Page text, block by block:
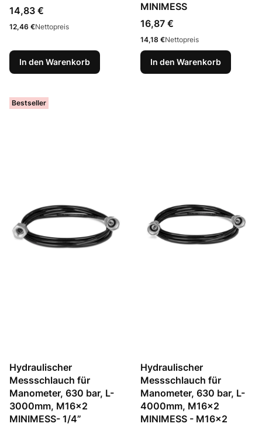
Preis
14,83 €
Preis
12,46 €Nettopreis
In den Warenkorb
MINIMESS
Preis
16,87 €
Preis
14,18 €Nettopreis
In den Warenkorb
Bestseller
Hydraulischer
Messschlauch für
Manometer, 630 bar, L-
3000mm, M16x2
MINIMESS- 1/4”
Hydraulischer
Messschlauch für
Manometer, 630 bar, L-
4000mm, M16x2
MINIMESS - M16x2